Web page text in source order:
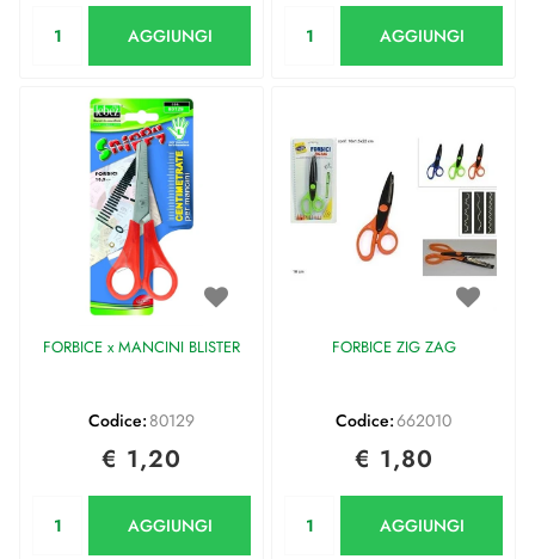
AGGIUNGI AGGIUNGI
FORBICE x MANCINI BLISTER
Codice: 80129
€ 1,20
AGGIUNGI
FORBICE ZIG ZAG
Codice:662010
€ 1,80
AGGIUNGI